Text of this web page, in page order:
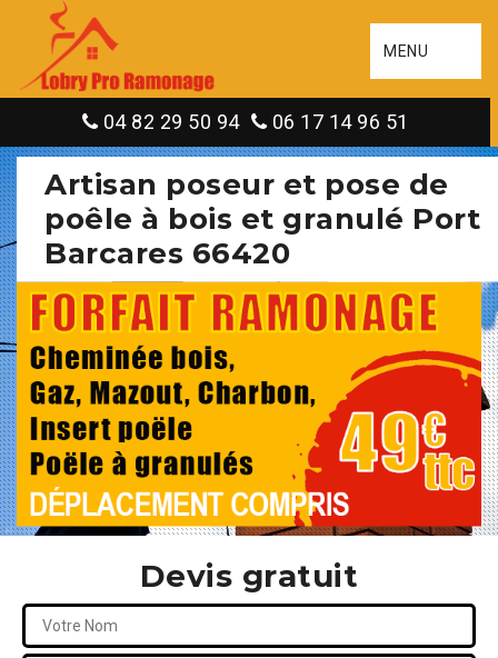
MENU
04 82 29 50 94 06 17 14 96 51
Artisan poseur et pose de
poêle à bois et granulé Port
Barcares 66420
Devis gratuit